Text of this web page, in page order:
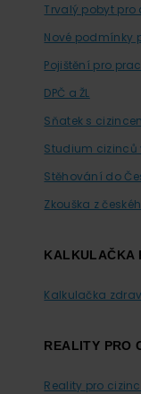
Trvalý pobyt pro
Nové podmínky
Pojištění pro
DPČ a ŽL
Sňatek s
Studium cizinců
Stěhování do
Zkouška z
KALKULAČKA
Kalkulačka
REALITY PRO
Reality pro